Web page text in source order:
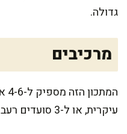
גדולה.
מרכיבים
עיקרית, או ל-3 סועדים רעבים במיוחד שאוהבים פולנטה.